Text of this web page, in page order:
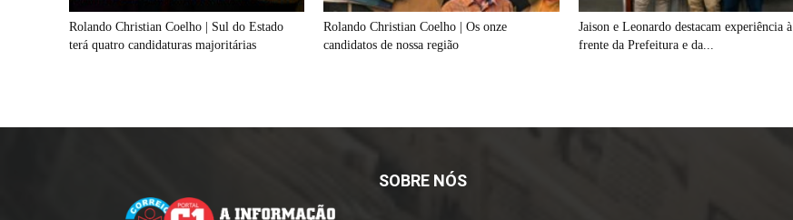
Rolando Christian Coelho | Sul do Estado
terá quatro candidaturas majoritárias
Rolando Christian Coelho | Os onze
candidatos de nossa região
Jaison e Leonardo destacam experiência à
frente da Prefeitura e da...
SOBRE NÓS